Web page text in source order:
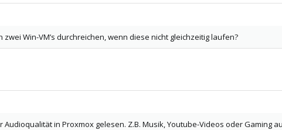
Win-VM’s durchreichen, wenn diese nicht gleichzeitig laufen?
in Proxmox gelesen. Z.B. Musik, Youtube-Videos oder Gaming